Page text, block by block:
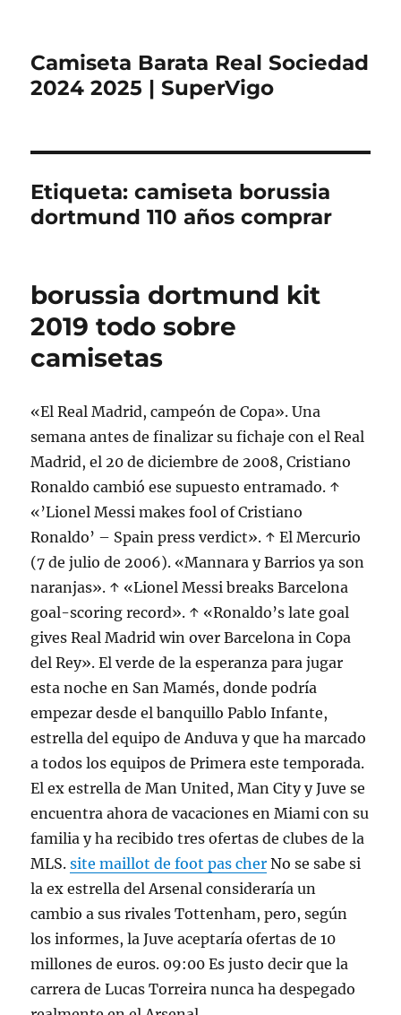
Camiseta Barata Real Sociedad
2024 2025 | SuperVigo
Etiqueta:camiseta borussia
dortmund 110 años comprar
borussia dortmund kit
2019 todo sobre
camisetas
«El Real Madrid, campeón de Copa». Una
semana antes de finalizar su fichaje con el Real
Madrid, el 20 de diciembre de 2008, Cristiano
Ronaldo cambió ese supuesto entramado. ↑
«’Lionel Messi makes fool of Cristiano
Ronaldo’ – Spain press verdict». ↑ El Mercurio
(7 de julio de 2006). «Mannara y Barrios ya son
naranjas». ↑ «Lionel Messi breaks Barcelona
goal-scoring record». ↑ «Ronaldo’s late goal
gives Real Madrid win over Barcelona in Copa
del Rey». El verde de la esperanza para jugar
esta noche en San Mamés, donde podría
empezar desde el banquillo Pablo Infante,
estrella del equipo de Anduva y que ha marcado
a todos los equipos de Primera este temporada.
El ex estrella de Man United, Man City y Juve se
encuentra ahora de vacaciones en Miami con su
familia y ha recibido tres ofertas de clubes de la
MLS.site maillot de foot pas cher No se sabe si
la ex estrella del Arsenal consideraría un
cambio a sus rivales Tottenham, pero, según
los informes, la Juve aceptaría ofertas de 10
millones de euros. 09:00 Es justo decir que la
carrera de Lucas Torreira nunca ha despegado